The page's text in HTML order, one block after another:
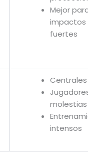
Mejor
impactos
fuertes
intensos